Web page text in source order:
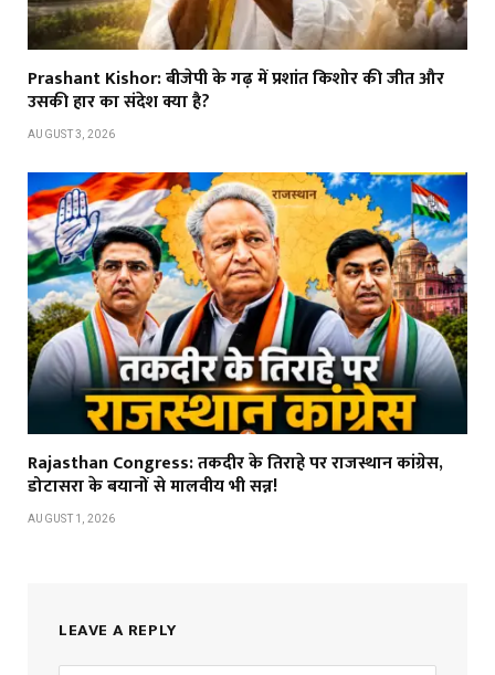
Prashant Kishor: बीजेपी के गढ़ में प्रशांत किशोर की जीत और
उसकी हार का संदेश क्या है?
AUGUST 3, 2026
Rajasthan Congress: तकदीर के तिराहे पर राजस्थान कांग्रेस,
डोटासरा के बयानों से मालवीय भी सन्न!
AUGUST 1, 2026
LEAVE A REPLY